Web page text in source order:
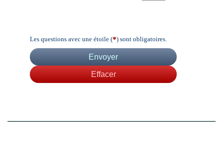
Les questions avec une étoile (*) sont obligatoires.